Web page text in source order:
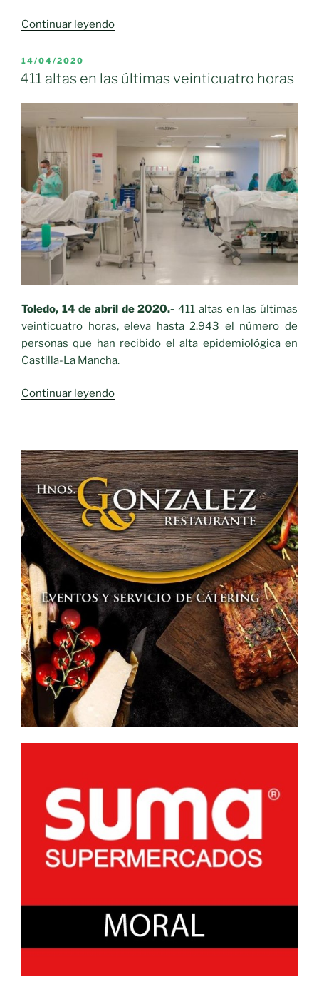
Continuar leyendo«La
recuerda,
restricciones»
PUBLICADO
EL
14/04/2020
411 altas en las últimas veinticuatro horas
Toledo, 14 de abril de 2020.- 411 altas en las últimas
veinticuatro horas, eleva hasta 2.943 el número de
personas que han recibido el alta epidemiológica en
Castilla-La Mancha.
Continuar leyendo«411
últimas
veinticuatro
horas»